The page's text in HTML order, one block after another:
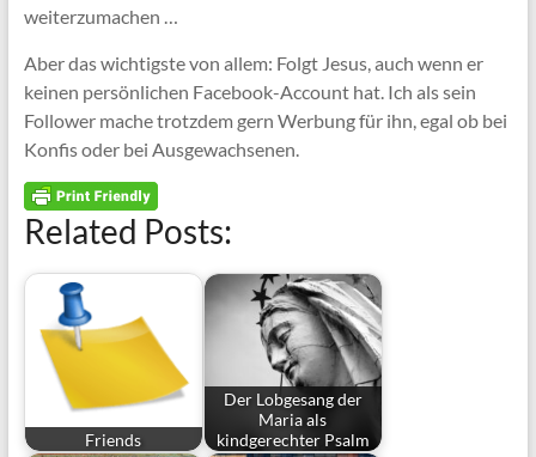
weiterzumachen …
Aber das wichtigste von allem: Folgt Jesus, auch wenn er
keinen persönlichen Facebook-Account hat. Ich als sein
Follower mache trotzdem gern Werbung für ihn, egal ob bei
Konfis oder bei Ausgewachsenen.
Related Posts:
Friends
Der Lobgesang der
Maria als
kindgerechter Psalm